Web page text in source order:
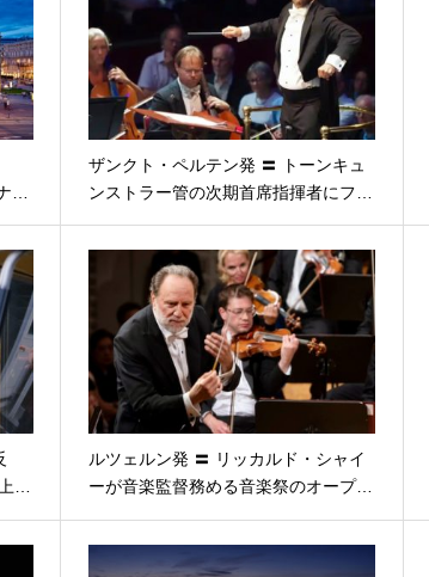
…
ザンクト・ペルテン発 〓 トーンキュ
ンストラー管の次期首席指揮者にフ…
上…
ルツェルン発 〓 リッカルド・シャイ
ーが音楽監督務める音楽祭のオープ…